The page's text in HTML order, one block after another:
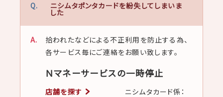
ニシムタポンタカードを紛失してしまいま
した
拾われたなどによる不正利用を防止する為、
各サービス毎にご連絡をお願い致します。
Ｎマネーサービスの一時停止
店舗を探す
ニシムタカード係：